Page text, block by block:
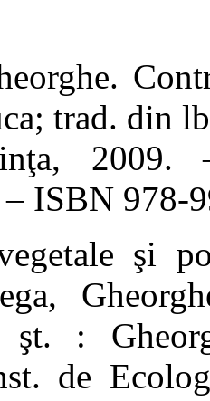
trad. din
2009.
ISBN 978-
şi
şt. :
de